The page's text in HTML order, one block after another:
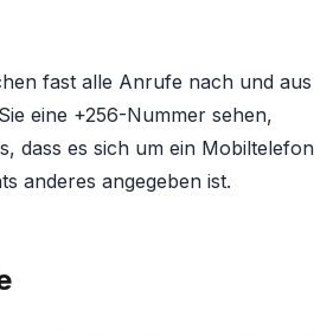
fast alle Anrufe nach und aus
eine +256-Nummer sehen,
dass es sich um ein Mobiltelefon
anderes angegeben ist.